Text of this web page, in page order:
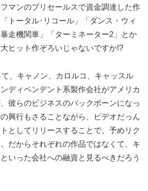
マンのプリセールスで資金調達した作
トータル･リコール」「ダンス・ウィ
走機関車」「ターミネーター2」とか
ヒット作ぞろいじゃないですか!?
、キャノン、カロルコ、キャッスル
ディペンデント系製作会社がアメリカ
彼らのビジネスのバックボーンになっ
興行もさることながら、ビデオだっん
としてリリースすることで、予めリク
だからそれぞれの作品ではなくて、キ
いった会社への融資と見るべきだろう